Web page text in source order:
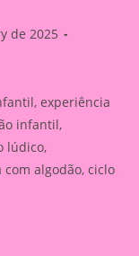
de 2025
experiência
infantil,
lúdico,
algodão, ciclo